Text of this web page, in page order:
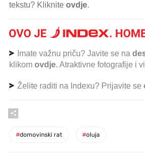
tekstu? Kliknite ovdje.
Imate važnu priču? Javite se na
klikom ovdje. Atraktivne fotografije i
Želite raditi na Indexu? Prijavite se
#domovinski rat #oluja